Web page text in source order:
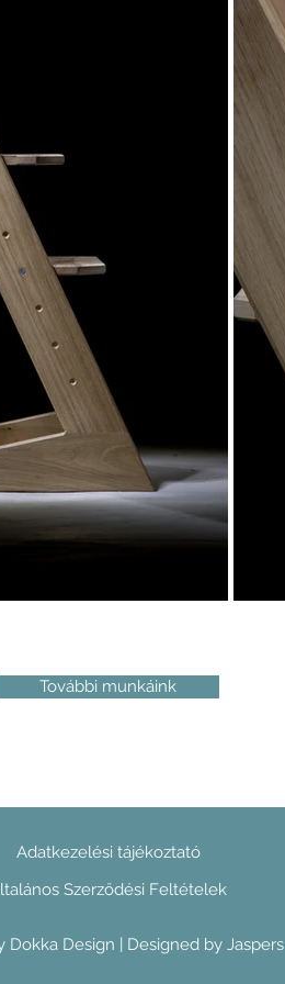
További munkáink
Adatkezelési tájékoztató
Szerződési Feltételek
Dokka Design | Designed by Jaspers